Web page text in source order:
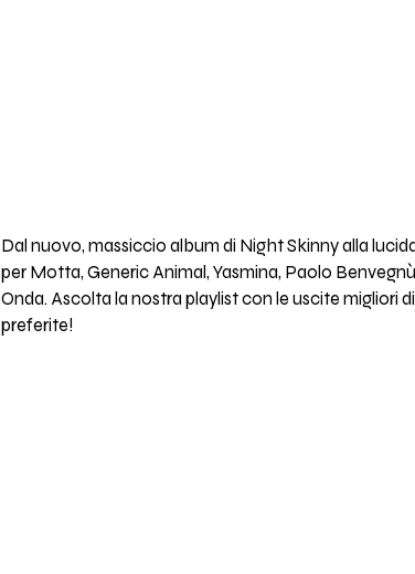
Dal nuovo, massiccio album di Night Skinny alla
per Motta, Generic Animal, Yasmina, Paolo
Onda. Ascolta la nostra playlist con le uscite migliori
preferite!